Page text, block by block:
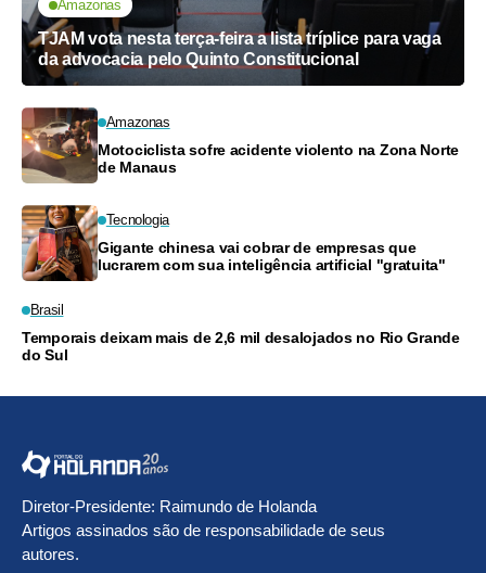
Amazonas
TJAM vota nesta terça-feira a lista tríplice para vaga
da advocacia pelo Quinto Constitucional
Amazonas
Motociclista sofre acidente violento na Zona Norte
de Manaus
Tecnologia
Gigante chinesa vai cobrar de empresas que
lucrarem com sua inteligência artificial "gratuita"
Brasil
Temporais deixam mais de 2,6 mil desalojados no Rio Grande
do Sul
Diretor-Presidente: Raimundo de Holanda
Artigos assinados são de responsabilidade de seus
autores.